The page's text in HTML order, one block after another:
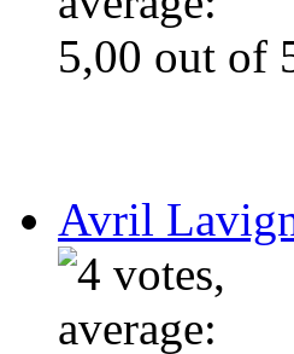
Avril